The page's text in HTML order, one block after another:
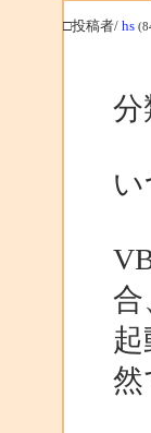
□投稿者/hs
合
然